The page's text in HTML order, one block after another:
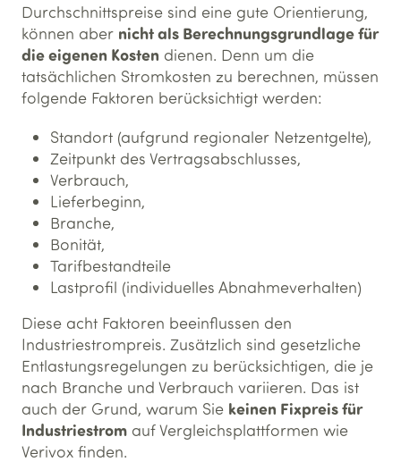
Durchschnittspreise sind eine gute Orientierung,
können aber nicht als Berechnungsgrundlage für
die eigenen Kosten dienen. Denn um die
tatsächlichen Stromkosten zu berechnen, müssen
folgende Faktoren berücksichtigt werden:
Standort (aufgrund regionaler Netzentgelte),
Zeitpunkt des Vertragsabschlusses,
Verbrauch,
Lieferbeginn,
Branche,
Bonität,
Tarifbestandteile
Lastprofil (individuelles Abnahmeverhalten)
Diese acht Faktoren beeinflussen den
Industriestrompreis. Zusätzlich sind gesetzliche
Entlastungsregelungen zu berücksichtigen, die je
nach Branche und Verbrauch variieren. Das ist
auch der Grund, warum Sie keinen Fixpreis für
Industriestrom auf Vergleichsplattformen wie
Verivox finden.